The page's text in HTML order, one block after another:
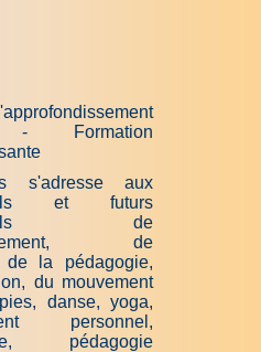
- Formation
s'adresse aux
et futurs
de
de
de la pédagogie,
du mouvement
danse, yoga,
personnel,
, pédagogie